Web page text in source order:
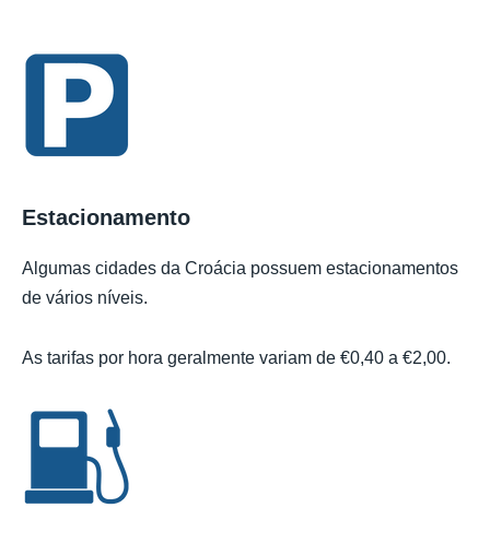
Estacionamento
Algumas cidades da Croácia possuem estacionamentos
de vários níveis.
As tarifas por hora geralmente variam de €0,40 a €2,00.